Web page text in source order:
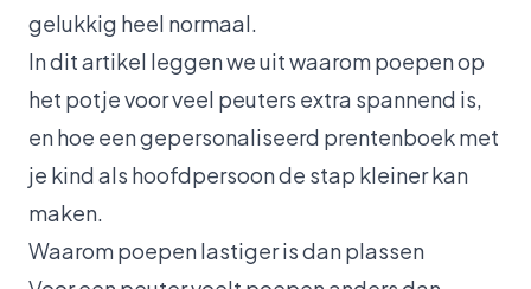
gelukkig heel normaal.
In dit artikel leggen we uit waarom poepen op
het potje voor veel peuters extra spannend is,
en hoe een gepersonaliseerd prentenboek met
je kind als hoofdpersoon de stap kleiner kan
maken.
Waarom poepen lastiger is dan plassen